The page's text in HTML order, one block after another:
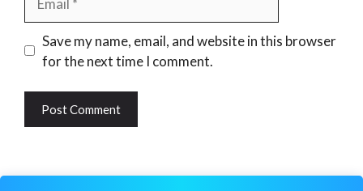
Website
Save my name, email, and website in this browser
for the next time I comment.